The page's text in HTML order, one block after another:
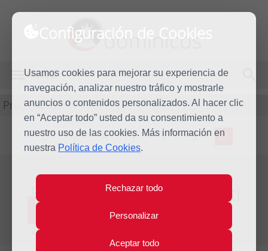
Configuración de Cookies
Usamos cookies para mejorar su experiencia de
navegación, analizar nuestro tráfico y mostrarle
anuncios o contenidos personalizados. Al hacer clic
en “Aceptar todo” usted da su consentimiento a
nuestro uso de las cookies. Más información en
nuestra Política de Cookies.
Rechazar todo
Personalizar
Aceptar todo
dominicos
MENÚ
Predicación
L M X J V S D
11
2023
Homilía Corpus Christi